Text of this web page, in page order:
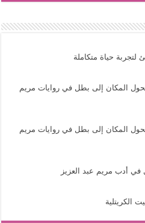
حياة متكاملة
المكان إلى بطل في روايات مريم
المكان إلى بطل في روايات مريم
أدب مريم عبد العزيز
الكريتلية